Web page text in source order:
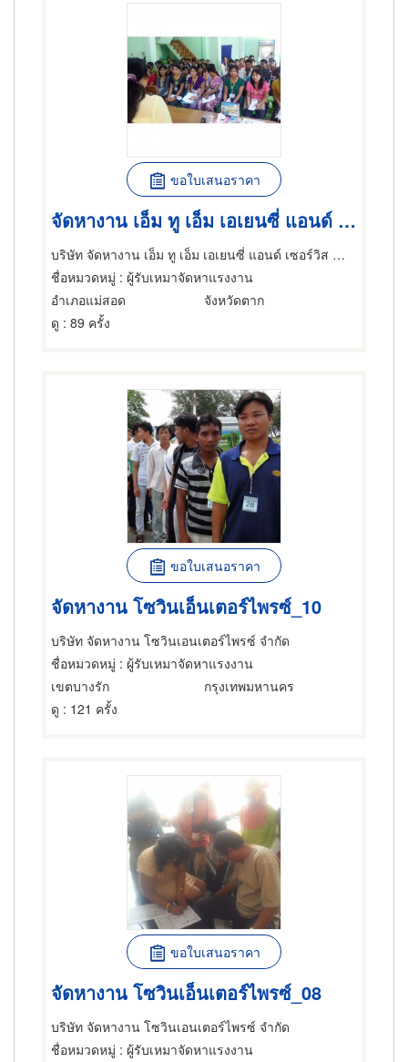
ขอใบเสนอราคา
จัดหางาน เอ็ม ทู เอ็ม เอเยนซี่ แอนด์ เซอร์วิส_06
บริษัท จัดหางาน เอ็ม ทู เอ็ม เอเยนซี่ แอนด์ เซอร์วิส จำกัด
ชื่อหมวดหมู่ : ผู้รับเหมาจัดหาแรงงาน
อำเภอแม่สอด
จังหวัดตาก
ดู : 89 ครั้ง
ขอใบเสนอราคา
จัดหางาน โซวินเอ็นเตอร์ไพรซ์_10
บริษัท จัดหางาน โซวินเอนเตอร์ไพรซ์ จำกัด
ชื่อหมวดหมู่ : ผู้รับเหมาจัดหาแรงงาน
เขตบางรัก
กรุงเทพมหานคร
ดู : 121 ครั้ง
ขอใบเสนอราคา
จัดหางาน โซวินเอ็นเตอร์ไพรซ์_08
บริษัท จัดหางาน โซวินเอนเตอร์ไพรซ์ จำกัด
ชื่อหมวดหมู่ : ผู้รับเหมาจัดหาแรงงาน